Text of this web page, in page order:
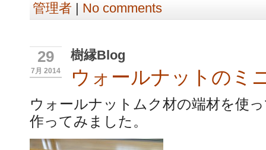
管理者 | No comments
29
7月 2014
樹縁Blog
ウォールナットのミ
ウォールナットムク材の端材を使
作ってみました。